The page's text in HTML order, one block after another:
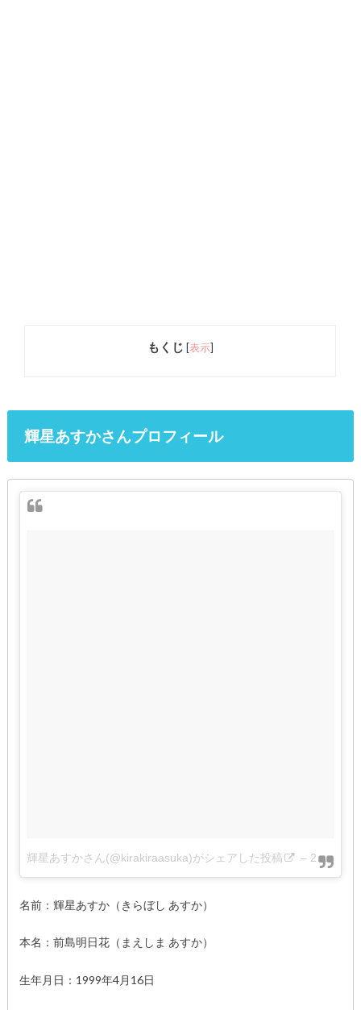
もくじ [表示]
輝星あすかさんプロフィール
輝星あすかさん(@kirakiraasuka)がシェアした投稿 – 2017年 7月月26日午後12時27分PDT
名前：輝星あすか（きらぼし あすか）
本名：前島明日花（まえしま あすか）
生年月日：1999年4月16日